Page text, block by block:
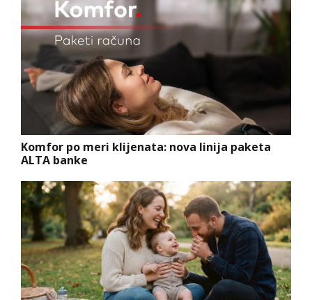
Komfor po meri klijenata: nova linija paketa
ALTA banke